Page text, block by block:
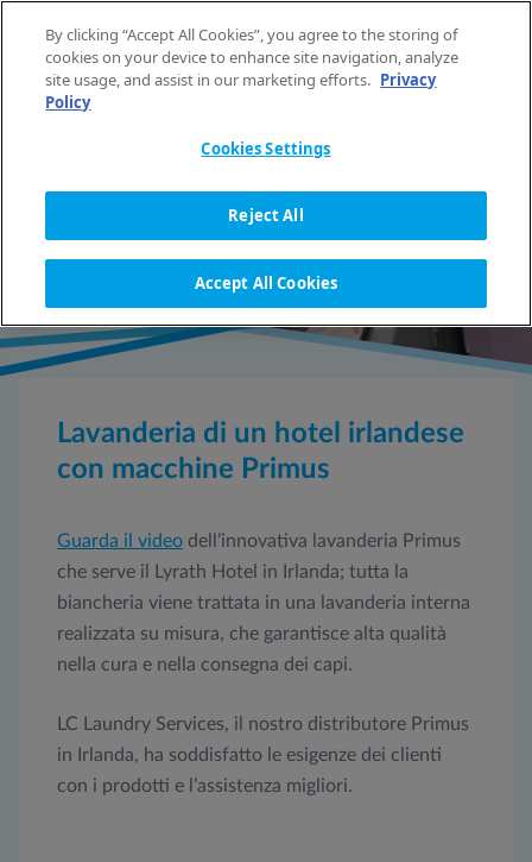
IT
HOME
REFERENZE
DETTAGLIO DI RIFERIMENTO
Lavanderia di un hotel irlandese
con macchine Primus
Guarda il video dell’innovativa lavanderia Primus
che serve il Lyrath Hotel in Irlanda; tutta la
biancheria viene trattata in una lavanderia interna
realizzata su misura, che garantisce alta qualità
nella cura e nella consegna dei capi.
LC Laundry Services, il nostro distributore Primus
in Irlanda, ha soddisfatto le esigenze dei clienti
con i prodotti e l’assistenza migliori.
By clicking “Accept All Cookies”, you agree to the storing of
cookies on your device to enhance site navigation, analyze
site usage, and assist in our marketing efforts. Privacy
Policy
Cookies Settings
Reject All
Accept All Cookies